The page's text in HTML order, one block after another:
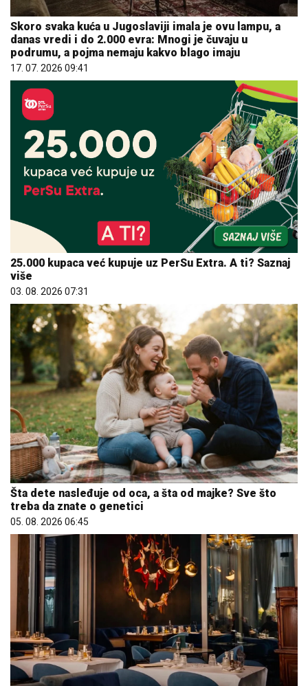
Skoro svaka kuća u Jugoslaviji imala je ovu lampu, a
danas vredi i do 2.000 evra: Mnogi je čuvaju u
podrumu, a pojma nemaju kakvo blago imaju
17. 07. 2026 09:41
25.000 kupaca već kupuje uz PerSu Extra. A ti? Saznaj
više
03. 08. 2026 07:31
Šta dete nasleđuje od oca, a šta od majke? Sve što
treba da znate o genetici
05. 08. 2026 06:45